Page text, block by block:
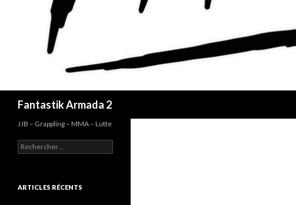
Fantastik Armada 2
JJB – Grappling – MMA – Lutte
Rechercher :
ARTICLES RÉCENTS